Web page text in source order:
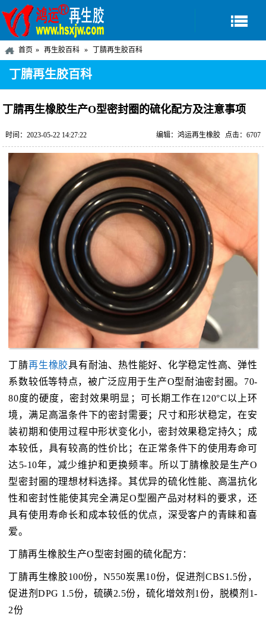
首页 再生胶百科 丁腈再生胶百科
丁腈再生胶百科
丁腈再生橡胶生产O型密封圈的硫化配方及注意事项
时间：2023-05-22 14:27:22 点击：6707
编辑：鸿运再生橡胶
丁腈再生橡胶具有耐油、热性能好、化学稳定性高、弹性
系数较低等特点，被广泛应用于生产O型耐油密封圈。70-
80度的硬度，密封效果明显；可长期工作在120°C以上环
境，满足高温条件下的密封需要；尺寸和形状稳定，在安
装初期和使用过程中形状变化小，密封效果稳定持久；成
本较低，具有较高的性价比；在正常条件下的使用寿命可
达5-10年，减少维护和更换频率。所以丁腈橡胶是生产O
型密封圈的理想材料选择。其优异的硫化性能、高温抗化
性和密封性能使其完全满足O型圈产品对材料的要求，还
具有使用寿命长和成本较低的优点，深受客户的青睐和喜
爱。
丁腈再生橡胶生产O型密封圈的硫化配方：
丁腈再生橡胶100份，N550炭黑10份，促进剂CBS1.5份，
促进剂DPG 1.5份，硫磺2.5份，硫化增效剂1份，脱模剂1-
2份